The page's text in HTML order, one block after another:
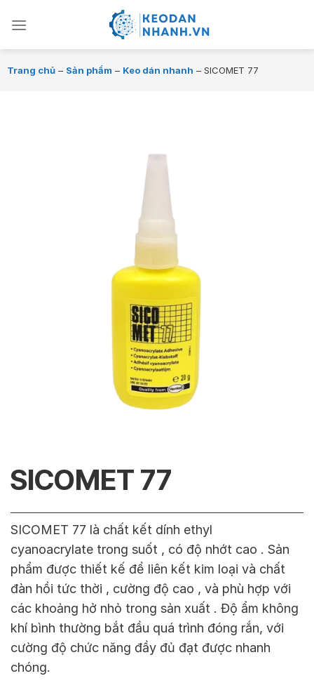
đến
Trang chủ – Sản phẩm – Keo dán nhanh – SICOMET 77
SICOMET 77
SICOMET 77 là chất kết dính ethyl
cyanoacrylate trong suốt , có độ nhớt cao . Sản
phẩm được thiết kế để liên kết kim loại và chất
đàn hồi tức thời , cường độ cao , và phù hợp với
các khoảng hở nhỏ trong sản xuất . Độ ẩm không
khí bình thường bắt đầu quá trình đóng rắn, với
cường độ chức năng đầy đủ đạt được nhanh
chóng.